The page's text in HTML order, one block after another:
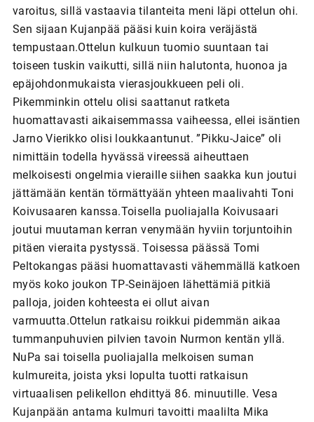
varoitus, sillä vastaavia tilanteita meni läpi ottelun ohi.
Sen sijaan Kujanpää pääsi kuin koira veräjästä
tempustaan.Ottelun kulkuun tuomio suuntaan tai
toiseen tuskin vaikutti, sillä niin halutonta, huonoa ja
epäjohdonmukaista vierasjoukkueen peli oli.
Pikemminkin ottelu olisi saattanut ratketa
huomattavasti aikaisemmassa vaiheessa, ellei isäntien
Jarno Vierikko olisi loukkaantunut. ”Pikku-Jaice” oli
nimittäin todella hyvässä vireessä aiheuttaen
melkoisesti ongelmia vieraille siihen saakka kun joutui
jättämään kentän törmättyään yhteen maalivahti Toni
Koivusaaren kanssa.Toisella puoliajalla Koivusaari
joutui muutaman kerran venymään hyviin torjuntoihin
pitäen vieraita pystyssä. Toisessa päässä Tomi
Peltokangas pääsi huomattavasti vähemmällä katkoen
myös koko joukon TP-Seinäjoen lähettämiä pitkiä
palloja, joiden kohteesta ei ollut aivan
varmuutta.Ottelun ratkaisu roikkui pidemmän aikaa
tummanpuhuvien pilvien tavoin Nurmon kentän yllä.
NuPa sai toisella puoliajalla melkoisen suman
kulmureita, joista yksi lopulta tuotti ratkaisun
virtuaalisen pelikellon ehdittyä 86. minuutille. Vesa
Kujanpään antama kulmuri tavoitti maalilta Mika